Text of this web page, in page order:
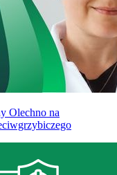
Olechno na